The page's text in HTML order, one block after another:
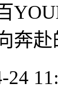
奔
24